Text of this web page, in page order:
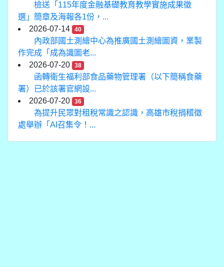
檢送「115年度金融基礎教育教學實施成果徵
選」簡章及海報各1份，...
2026-07-14
40
內政部國土測繪中心為推廣國土測繪圖資，業製
作完成「成為識圖老...
2026-07-20
38
函轉衛生福利部食品藥物管理署（以下簡稱食藥
署）已於該署官網設...
2026-07-20
36
為提升民眾對租稅常識之認識，高雄市稅捐稽徵
處舉辦「AI召集令！...